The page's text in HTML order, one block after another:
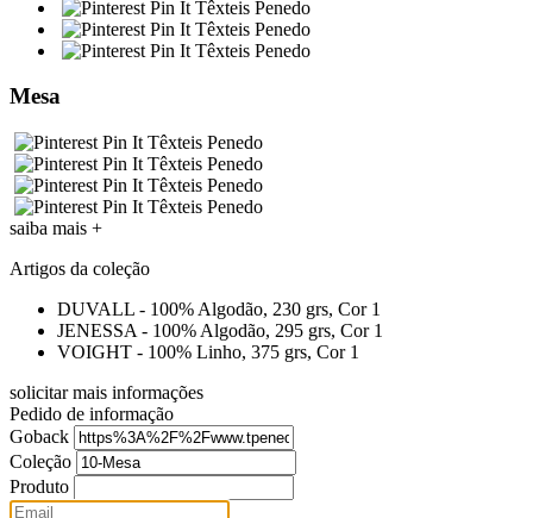
Mesa
saiba mais +
Artigos da coleção
DUVALL - 100% Algodão, 230 grs, Cor 1
JENESSA - 100% Algodão, 295 grs, Cor 1
VOIGHT - 100% Linho, 375 grs, Cor 1
solicitar mais informações
Pedido de informação
Goback
Coleção
Produto